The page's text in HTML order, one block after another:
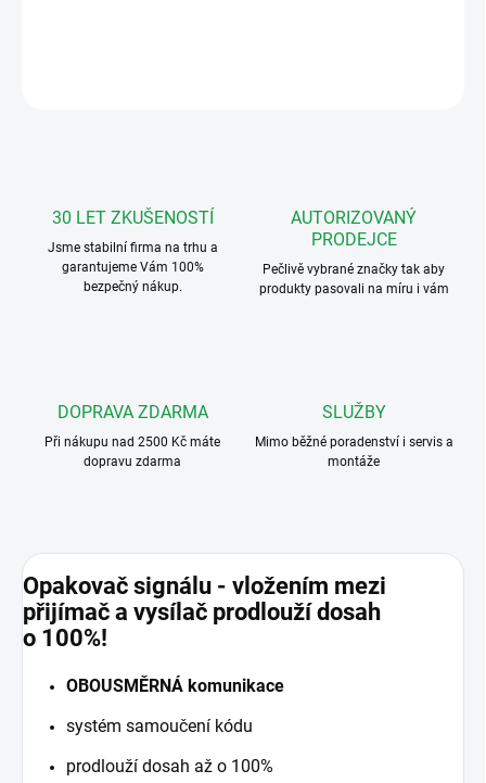
30 LET ZKUŠENOSTÍ
Jsme stabilní firma na trhu a
garantujeme Vám 100%
bezpečný nákup.
AUTORIZOVANÝ
PRODEJCE
Pečlivě vybrané značky tak aby
produkty pasovali na míru i vám
DOPRAVA ZDARMA
Při nákupu nad 2500 Kč máte
dopravu zdarma
SLUŽBY
Mimo běžné poradenství i servis a
montáže
Opakovač signálu - vložením mezi
přijímač a vysílač prodlouží dosah
o 100%!
OBOUSMĚRNÁ komunikace
systém samoučení kódu
prodlouží dosah až o 100%